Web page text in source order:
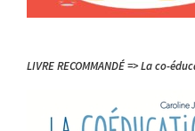
LIVRE RECOMMANDÉ => La co-